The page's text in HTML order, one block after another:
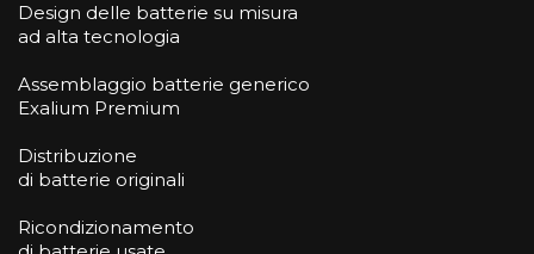
Design delle batterie su misura
ad alta tecnologia
Assemblaggio batterie generico
Exalium Premium
Distribuzione
di batterie originali
Ricondizionamento